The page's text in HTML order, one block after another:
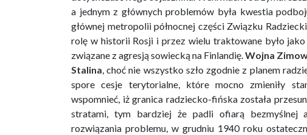
a jednym z głównych problemów była kwestia
głównej metropolii północnej części Związku
rolę w historii Rosji i przez wielu traktowane było
związane z agresją sowiecką na Finlandię.Wojna
Stalina, choć nie wszystko szło zgodnie z planem
spore cesje terytorialne, które mocno zmieniły
wspomnieć, iż granica radziecko-fińska została
stratami, tym bardziej że padli ofiarą bezmyślnej
rozwiązania problemu, w grudniu 1940 roku